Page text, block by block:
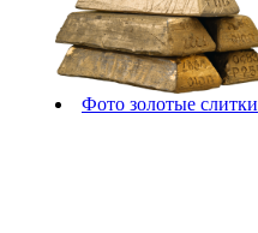
Фото золотые слитки